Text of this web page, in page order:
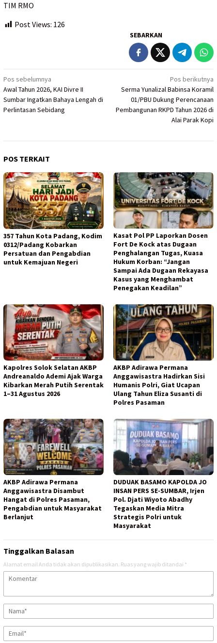
TIM RMO
Post Views: 126
SEBARKAN
Navigasi
pos
Pos sebelumnya
Awal Tahun 2026, KAI Divre II
Sumbar Ingatkan Bahaya Lengah di
Perlintasan Sebidang
Pos berikutnya
Serma Yunalizal Babinsa Koramil
01/PBU Dukung Perencanaan
Pembangunan RKPD Tahun 2026 di
Alai Parak Kopi
POS TERKAIT
357 Tahun Kota Padang, Kodim
0312/Padang Kobarkan
Persatuan dan Pengabdian
untuk Kemajuan Negeri
Kasat Pol PP Laporkan Dosen
Fort De Kock atas Dugaan
Penghalangan Tugas, Kuasa
Hukum Korban: “Jangan
Sampai Ada Dugaan Rekayasa
Kasus yang Menghambat
Penegakan Keadilan”
Kapolres Solok Selatan AKBP
Andreanaldo Ademi Ajak Warga
Kibarkan Merah Putih Serentak
1–31 Agustus 2026
AKBP Adirawa Permana
Anggawisastra Hadirkan Sisi
Humanis Polri, Giat Ucapan
Ulang Tahun Eliza Susanti di
Polres Pasaman
AKBP Adirawa Permana
Anggawisastra Disambut
Hangat di Polres Pasaman,
Pengabdian untuk Masyarakat
Berlanjut
DUDUAK BASAMO KAPOLDA JO
INSAN PERS SE-SUMBAR, Irjen
Pol. Djati Wiyoto Abadhy
Tegaskan Media Mitra
Strategis Polri untuk
Masyarakat
Tinggalkan Balasan
Alamat email Anda tidak akan dipublikasikan. Ruas yang wajib ditandai *